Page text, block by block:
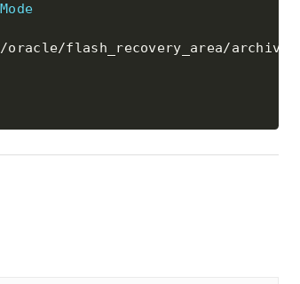
Mode
/oracle/flash_recovery_area/